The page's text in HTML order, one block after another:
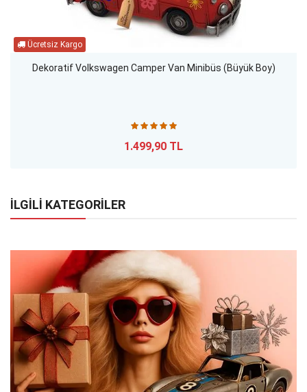
Dekoratif Volkswagen Camper Van Minibüs (Büyük Boy)
1.499,90 TL
İLGİLİ KATEGORİLER